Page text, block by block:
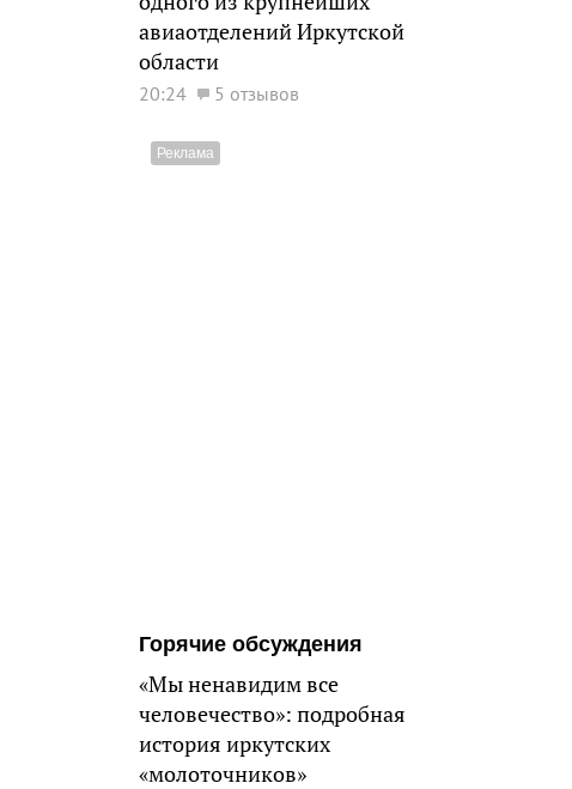
авиаотделений Иркутской
области
20:24 5 отзывов
Горячие обсуждения
«Мы ненавидим все
человечество»: подробная
история иркутских
«молоточников»